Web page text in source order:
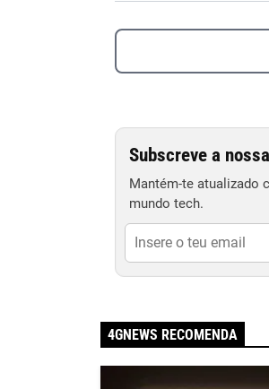
Subscreve a
Mantém-te atualizado
mundo tech.
4GNEWS RECOMENDA